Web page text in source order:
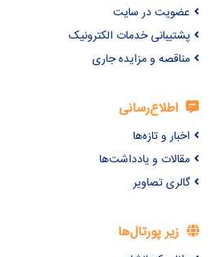
عضویت در سایت
پشتیبانی خدمات الکترونیک
مناقصه و مزایده جاری
اطلاع‌رسانی
اخبار و تازه‌ها
مقالات و یادداشت‌ها
گالری تصاویر
زیر پورتال‌ها